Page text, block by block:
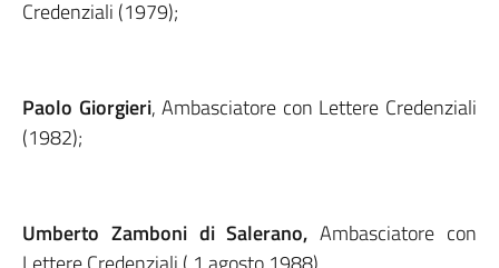
Credenziali (1979);
Paolo Giorgieri, Ambasciatore con Lettere Credenziali
(1982);
Umberto Zamboni di Salerano,Ambasciatore con